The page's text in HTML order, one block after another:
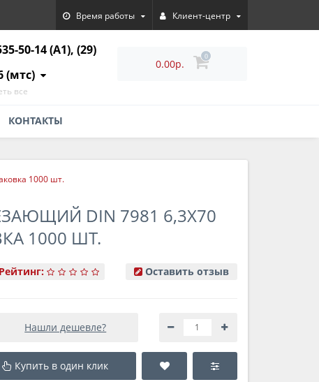
Время работы Клиент-центр
50-14 (A1), (29)
(мтс)
все
0.00р.
0
КОНТАКТЫ
1000 шт.
DIN 7981 6,3Х70
1000 ШТ.
Рейтинг: Оставить отзыв
Нашли дешевле?
Купить в один клик